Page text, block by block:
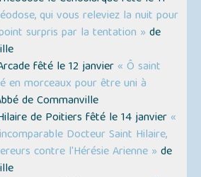
qui vous releviez la nuit pour
surpris par la tentation » de
fêté le 12 janvier « Ô saint
en morceaux pour être uni à
de Commanville
de Poitiers fêté le 14 janvier «
Docteur Saint Hilaire,
contre l'Hérésie Arienne » de